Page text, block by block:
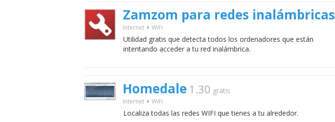
Zamzom para redes inalámbricas
Internet WiFi
Utilidad gratis que detecta todos los ordenadores que están
intentando acceder a tu red inalámbrica.
Homedale 1.30 gratis
Internet WiFi
Localiza todas las redes WIFI que tienes a tu alrededor.